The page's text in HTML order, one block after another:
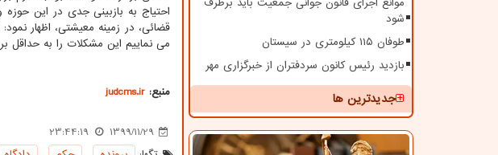
شود
طوفان ۱۱۵ کیلومتری در سیستان
بازدید رئیس کانون سردفتران از خبرگزاری مهر
جدیدترین ها
احتیاج به بازبینی جدی در این
قضائی، در زمینه معیشتی، اظهار
می نماییم این مشکلات را به حداقل
منبع: judcms.ir
1399/11/29
23:44:19